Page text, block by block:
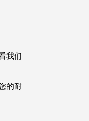
我们
的耐